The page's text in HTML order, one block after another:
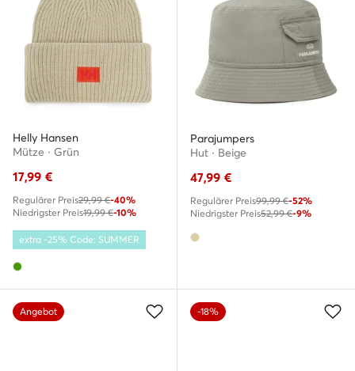
Helly Hansen
Mütze · Grün
17,99 €
Regulärer Preis29,99 €-40%
Niedrigster Preis19,99 €-10%
extra -25% Code: SUMMER
Parajumpers
Hut · Beige
47,99 €
Regulärer Preis99,99 €-52%
Niedrigster Preis52,99 €-9%
Angebot -18%